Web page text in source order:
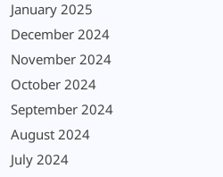
January 2025
December 2024
November 2024
October 2024
September 2024
August 2024
July 2024